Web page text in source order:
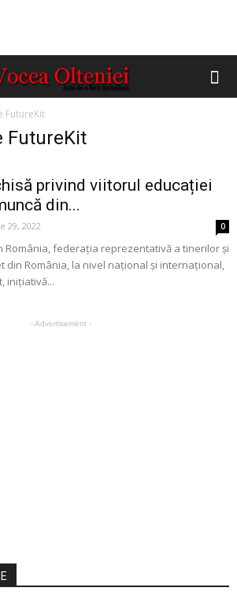
FutureKit
FutureKit
privind viitorul educației
din...
29, 2022 0
România, federația reprezentativă a tinerilor și
din România, la nivel național și internațional,
inițiativă...
- Advertisement -